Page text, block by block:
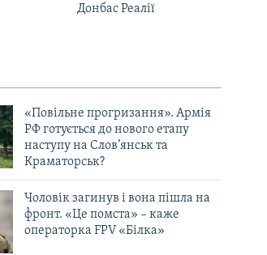
Донбас Реалії
«Повільне прогризання». Армія
РФ готується до нового етапу
наступу на Слов’янськ та
Краматорськ?
Чоловік загинув і вона пішла на
фронт. «Це помста» – каже
операторка FPV «Білка»